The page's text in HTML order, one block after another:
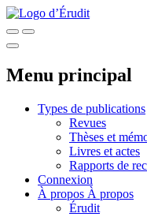
Menu principal
Types de publications
Revues
Thèses et
Livres et actes
Rapports de
Connexion
À propos À propos
Érudit